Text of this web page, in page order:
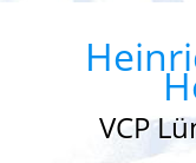
VCP